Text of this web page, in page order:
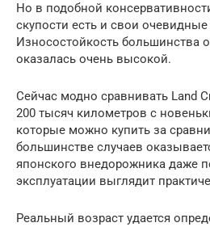
Но в подобной
скупости есть и свои
Износостойкость большинства
оказалась очень высокой.
Сейчас модно сравнивать Land
200 тысяч километров с
которые можно купить за
большинстве случаев
японского внедорожника даже
эксплуатации выглядит
Реальный возраст удается